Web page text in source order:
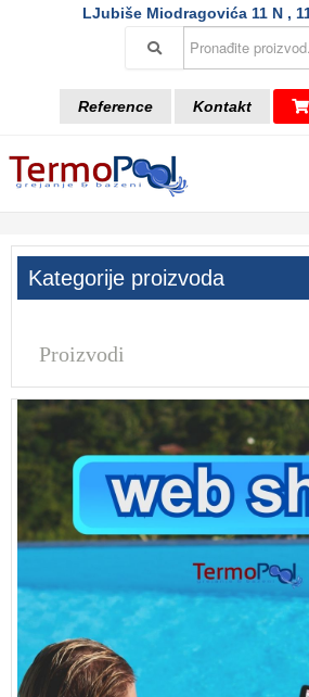
LJubiše Miodragovića 11 N ,
Reference Kontakt
Kategorije proizvoda
Proizvodi